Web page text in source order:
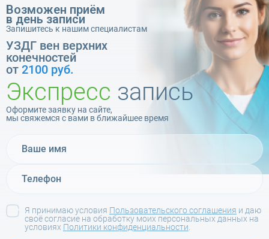
Возможен приём
в день записи
Запишитесь к нашим специалистам
УЗДГ вен верхних
конечностей
от 2100 руб.
Экспресс запись
Оформите заявку на сайте,
мы свяжемся с вами в ближайшее время
Я принимаю условия Пользовательского соглашения и даю
своё согласие на обработку моих персональных данных на
условиях Политики конфиденциальности